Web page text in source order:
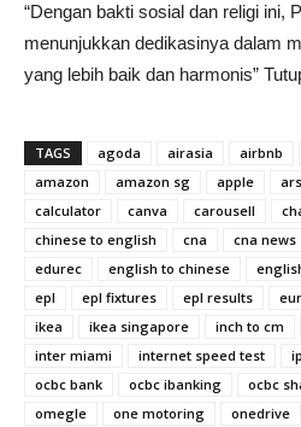
“Dengan bakti sosial dan religi ini,
menunjukkan dedikasinya dalam
yang lebih baik dan harmonis”
TAGS agoda airasia airbnb
amazon
amazon sg apple
calculator
canva carousell
chinese to english
cna cna news
edurec
english to chinese
epl
epl fixtures epl results
ikea
ikea singapore inch to cm
inter miami
internet speed test
ocbc bank
ocbc ibanking ocbc
omegle
one motoring onedrive